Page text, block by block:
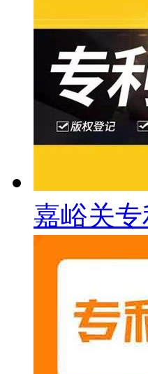
嘉峪关